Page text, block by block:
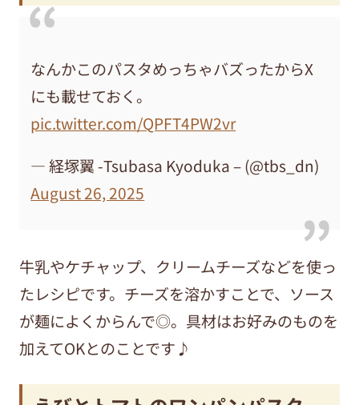
なんかこのパスタめっちゃバズったからX
にも載せておく。
pic.twitter.com/QPFT4PW2vr
— 経塚翼 -Tsubasa Kyoduka – (@tbs_dn)
August 26, 2025
牛乳やケチャップ、クリームチーズなどを使っ
たレシピです。チーズを溶かすことで、ソース
が麺によくからんで◎。具材はお好みのものを
加えてOKとのことです♪